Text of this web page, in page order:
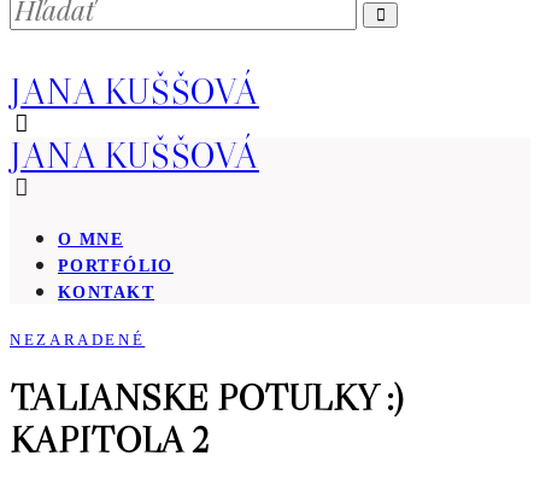
JANA KUŠŠOVÁ
JANA KUŠŠOVÁ
O MNE
PORTFÓLIO
KONTAKT
NEZARADENÉ
TALIANSKE POTULKY :)
KAPITOLA 2